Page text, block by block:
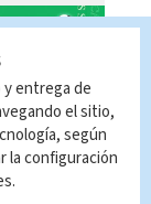
y entrega de
el sitio,
según
la configuración